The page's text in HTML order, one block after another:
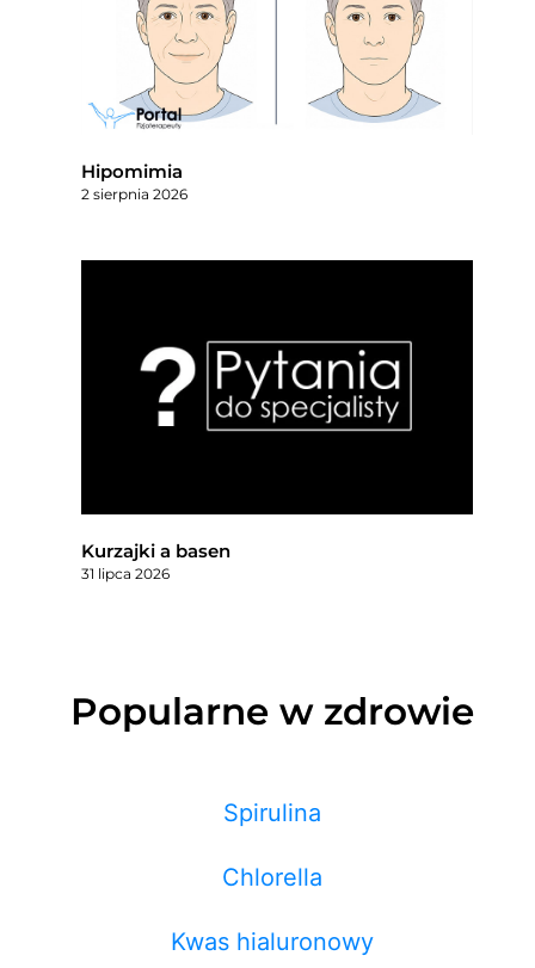
Hipomimia
2 sierpnia 2026
Kurzajki a basen
31 lipca 2026
Popularne w zdrowie
Spirulina
Chlorella
Kwas hialuronowy